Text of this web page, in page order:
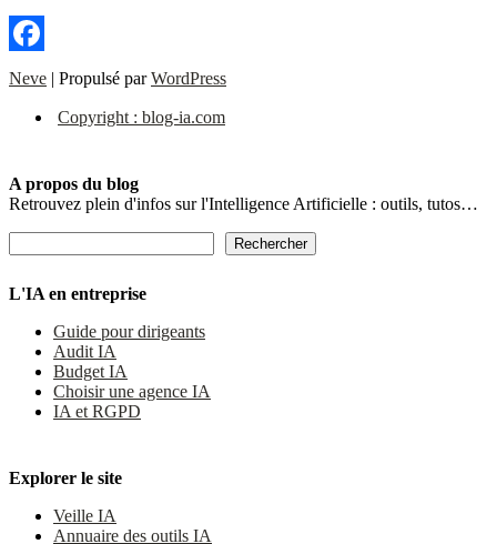
Facebook
Neve | Propulsé parWordPress
Copyright : blog-ia.com
A propos du blog
Retrouvez plein d'infos sur l'Intelligence Artificielle : outils, tutos…
Rechercher
L'IA en entreprise
Guide pour dirigeants
Audit IA
Budget IA
Choisir une agence IA
IA et RGPD
Explorer le site
Veille IA
Annuaire des outils IA